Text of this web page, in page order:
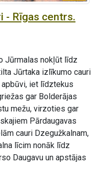
- Rīgas centrs.
Jūrmalas nokļūt līdz
Jūrtaka izlīkumo cauri
iet līdztekus
gar Bolderājas
mežu, virzoties gar
Pārdaugavas
cauri Dzegužkalnam,
līcim nonāk līdz
Daugavu un apstājas